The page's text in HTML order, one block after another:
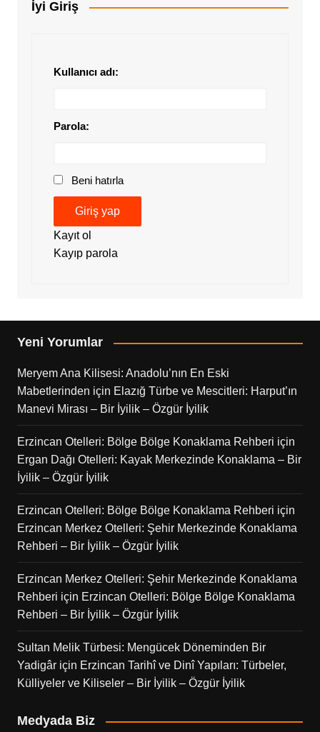
İyi Giriş
Kullanıcı adı:
Parola:
Beni hatırla
Giriş yap
Kayıt ol
Kayıp parola
Yeni Yorumlar
Meryem Ana Kilisesi: Anadolu’nın En Eski
Mabetlerinden için Elazığ Türbe ve Mescitleri: Harput’ın
Manevi Mirası – Bir İyilik – Özgür İyilik
Erzincan Otelleri: Bölge Bölge Konaklama Rehberi için
Ergan Dağı Otelleri: Kayak Merkezinde Konaklama – Bir
İyilik – Özgür İyilik
Erzincan Otelleri: Bölge Bölge Konaklama Rehberi için
Erzincan Merkez Otelleri: Şehir Merkezinde Konaklama
Rehberi – Bir İyilik – Özgür İyilik
Erzincan Merkez Otelleri: Şehir Merkezinde Konaklama
Rehberi için Erzincan Otelleri: Bölge Bölge Konaklama
Rehberi – Bir İyilik – Özgür İyilik
Sultan Melik Türbesi: Mengücek Döneminden Bir
Yadigâriçin Erzincan Tarihî ve Dinî Yapıları: Türbeler,
Külliyeler ve Kiliseler – Bir İyilik – Özgür İyilik
Medyada Biz